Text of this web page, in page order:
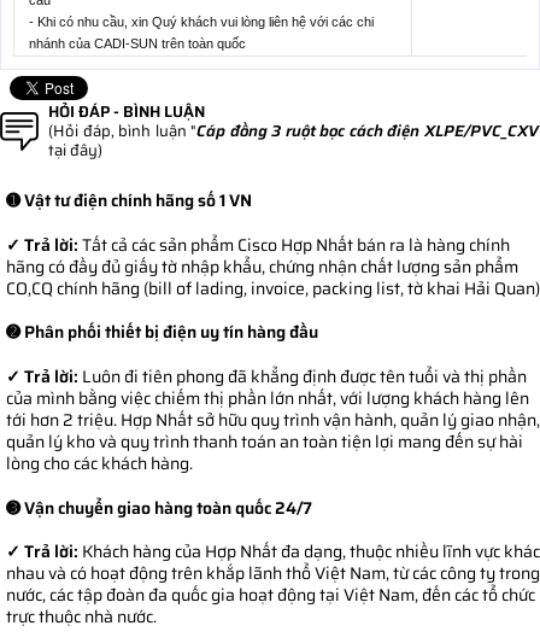
- Khi có nhu cầu, xin Quý khách vui lòng liên hệ với các chi
nhánh của CADI-SUN trên toàn quốc
HỎI ĐÁP - BÌNH LUẬN
(Hỏi đáp, bình luận "Cáp đồng 3 ruột bọc cách điện XLPE/
tại đây)
➊ Vật tư điện chính hãng số 1 VN
✓ Trả lời:Tất cả các sản phẩm Cisco Hợp Nhất bán ra là hàng chính
hãng có đầy đủ giấy tờ nhập khẩu, chứng nhận chất lượng sản phẩm
CO,CQ chính hãng (bill of lading, invoice, packing list, tờ khai Hải Quan)
➋ Phân phối thiết bị điện uy tín hàng đầu
✓ Trả lời: Luôn đi tiên phong đã khẳng định được tên tuổi và thị phần
của mình bằng việc chiếm thị phần lớn nhất, với lượng khách hàng lên
tới hơn 2 triệu. Hợp Nhất sở hữu quy trình vận hành, quản lý giao nhận,
quản lý kho và quy trình thanh toán an toàn tiện lợi mang đến sự hài
lòng cho các khách hàng.
➌ Vận chuyển giao hàng toàn quốc 24/7
✓ Trả lời: Khách hàng của Hợp Nhất đa dạng, thuộc nhiều lĩnh vực khác
nhau và có hoạt động trên khắp lãnh thổ Việt Nam, từ các công ty trong
nước, các tập đoàn đa quốc gia hoạt động tại Việt Nam, đến các tổ chức
trực thuộc nhà nước.